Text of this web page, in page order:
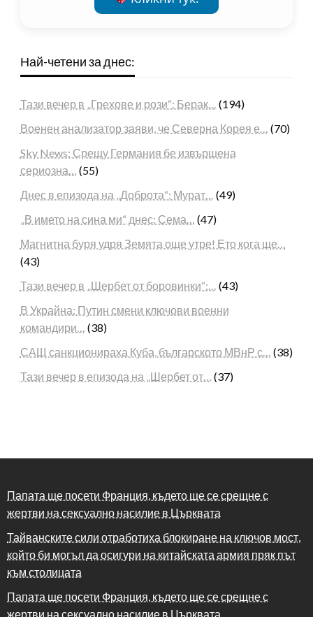
Най-четени за днес:
Тази вечер в „Грехове и рози“: Берак… (194)
Военен анализатор заяви, че Северна Корея е… (70)
Sky News: Срещу Германия бе извършена
сериозна… (55)
Днес в епизода на „Доброта“: Мурат… (49)
„В името на сина ми“ днес: Сема… (47)
Магнитна буря удря Земята още утре! Ето кога ще…
(43)
Тази вечер в „Шербет от боровинки“:… (43)
В Украйна: Путин смени ключови военни
командири… (38)
САЩ санкционираха Куба, българското МВнР с… (38)
Тази вечер в епизода на „Шербет от… (37)
Папата ще посети Франция, където ще се срещне с
жертви на сексуално насилие в Църквата
Тайванските сили отработиха блокиране на ключов мост,
който би могъл да осигури на китайската армия пряк път
към столицата
Папата ще посети Франция, където ще се срещне с
жертви на сексуално насилие в Църквата